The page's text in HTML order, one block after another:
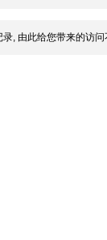
, 由此给您带来的访问